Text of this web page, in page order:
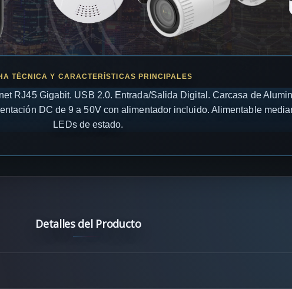
RJ45 Gigabit. USB 2.0. Entrada/Salida Digital. Carcasa de
DC de 9 a 50V con alimentador incluido. Alimentable
LEDs de estado.
Detalles del Producto